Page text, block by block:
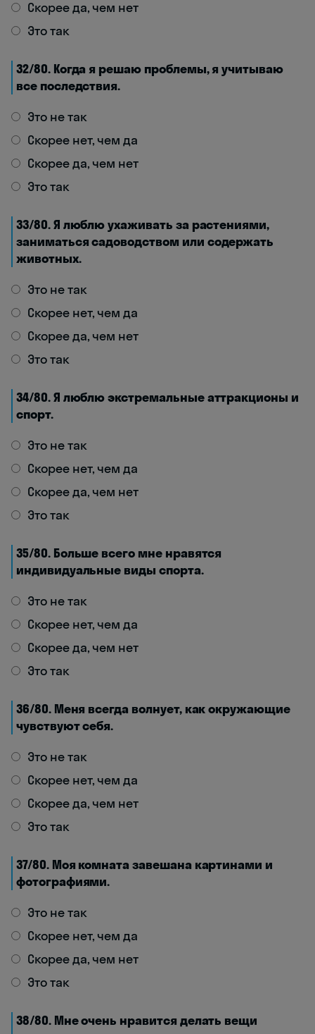
Скорее да, чем нет
Это так
32/80. Когда я решаю проблемы, я учитываю
все последствия.
Это не так
Скорее нет, чем да
Скорее да, чем нет
Это так
33/80. Я люблю ухаживать за растениями,
заниматься садоводством или содержать
животных.
Это не так
Скорее нет, чем да
Скорее да, чем нет
Это так
34/80. Я люблю экстремальные аттракционы и
спорт.
Это не так
Скорее нет, чем да
Скорее да, чем нет
Это так
35/80. Больше всего мне нравятся
индивидуальные виды спорта.
Это не так
Скорее нет, чем да
Скорее да, чем нет
Это так
36/80. Меня всегда волнует, как окружающие
чувствуют себя.
Это не так
Скорее нет, чем да
Скорее да, чем нет
Это так
37/80. Моя комната завешана картинами и
фотографиями.
Это не так
Скорее нет, чем да
Скорее да, чем нет
Это так
38/80. Мне очень нравится делать вещи